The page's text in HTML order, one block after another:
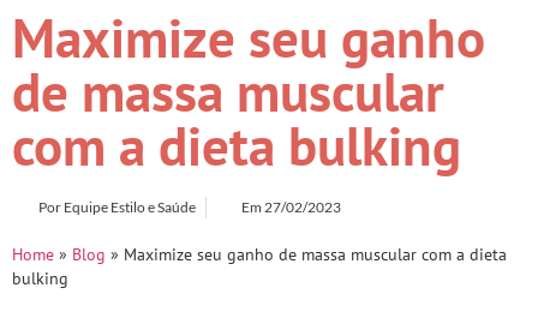
Maximize seu ganho
de massa muscular
com a dieta bulking
Por Equipe Estilo e Saúde Em 27/02/2023
Home » Blog » Maximize seu ganho de massa muscular com a dieta
bulking